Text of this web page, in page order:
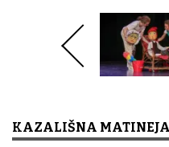
KAZALIŠNA MATINEJA